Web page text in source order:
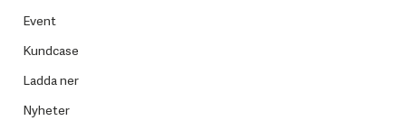
Event
Kundcase
Ladda ner
Nyheter